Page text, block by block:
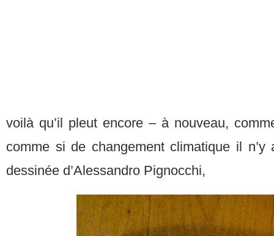
voilà qu’il pleut encore – à nouveau,
comme si de changement climatique il
dessinée d’Alessandro Pignocchi,